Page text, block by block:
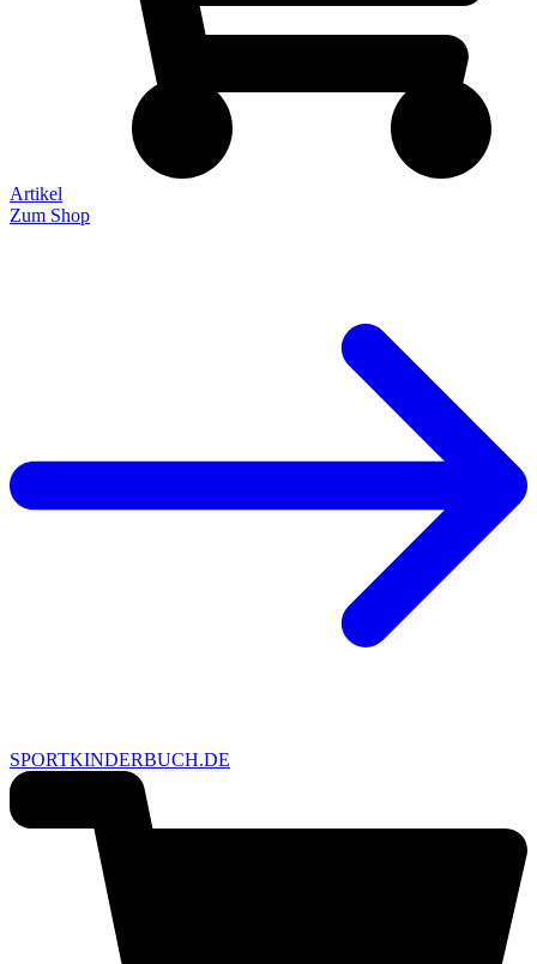
Artikel
Zum Shop
SPORTKINDERBUCH.DE